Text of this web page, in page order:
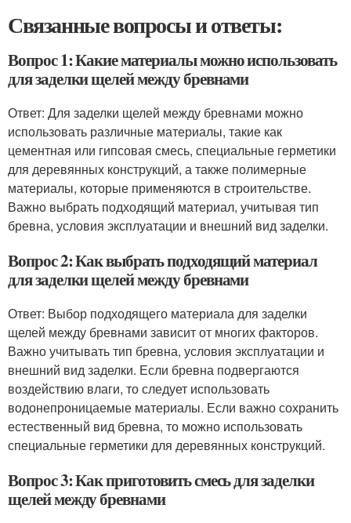
Связанные вопросы и ответы:
Вопрос 1: Какие материалы можно использовать
для заделки щелей между бревнами
Ответ: Для заделки щелей между бревнами можно
использовать различные материалы, такие как
цементная или гипсовая смесь, специальные герметики
для деревянных конструкций, а также полимерные
материалы, которые применяются в строительстве.
Важно выбрать подходящий материал, учитывая тип
бревна, условия эксплуатации и внешний вид заделки.
Вопрос 2: Как выбрать подходящий материал
для заделки щелей между бревнами
Ответ: Выбор подходящего материала для заделки
щелей между бревнами зависит от многих факторов.
Важно учитывать тип бревна, условия эксплуатации и
внешний вид заделки. Если бревна подвергаются
воздействию влаги, то следует использовать
водонепроницаемые материалы. Если важно сохранить
естественный вид бревна, то можно использовать
специальные герметики для деревянных конструкций.
Вопрос 3: Как приготовить смесь для заделки
щелей между бревнами